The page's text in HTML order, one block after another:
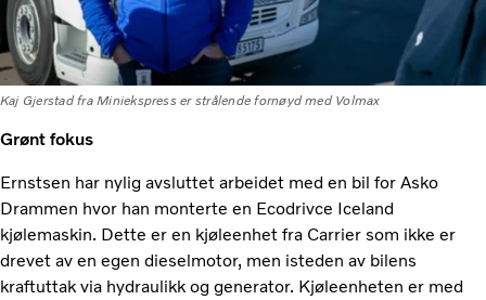
Kaj Gjerstad fra Miniekspress er strålende fornøyd med Volmax
Grønt fokus
Ernstsen har nylig avsluttet arbeidet med en bil for Asko
Drammen hvor han monterte en Ecodrivce Iceland
kjølemaskin. Dette er en kjøleenhet fra Carrier som ikke er
drevet av en egen dieselmotor, men isteden av bilens
kraftuttak via hydraulikk og generator. Kjøleenheten er med